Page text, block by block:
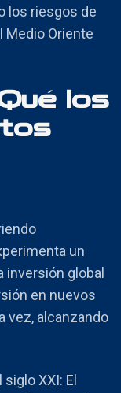
los riesgos de
Medio Oriente
los
un
inversión global
en nuevos
vez, alcanzando
XXI: El